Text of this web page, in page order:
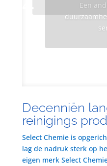
Een
Decenniën
reinigings
Select Chemie is
lag de nadruk sterk op
eigen merk Select